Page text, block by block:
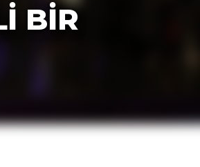
BİR